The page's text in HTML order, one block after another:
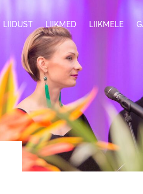
LIIDUST LIIKMED LIIKMELE